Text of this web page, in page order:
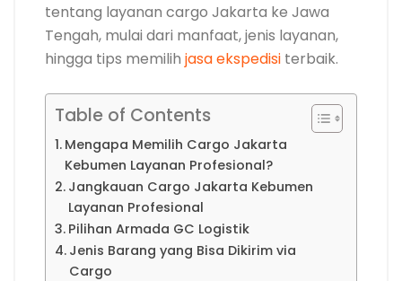
tentang layanan cargo Jakarta ke Jawa
Tengah, mulai dari manfaat, jenis layanan,
hingga tips memilih jasa ekspedisi terbaik.
Table of Contents
Mengapa Memilih Cargo Jakarta
Kebumen Layanan Profesional?
Jangkauan Cargo Jakarta Kebumen
Layanan Profesional
Pilihan Armada GC Logistik
Jenis Barang yang Bisa Dikirim via
Cargo